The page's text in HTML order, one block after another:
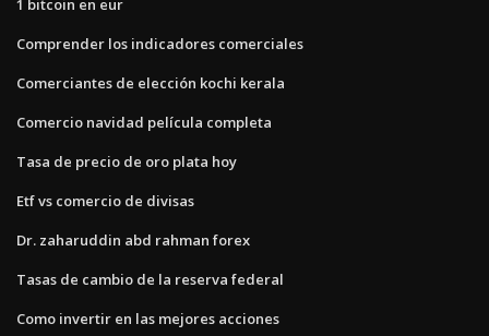
1 bitcoin en eur
Comprender los indicadores comerciales
Comerciantes de elección kochi kerala
Comercio navidad película completa
Tasa de precio de oro plata hoy
Etf vs comercio de divisas
Dr. zaharuddin abd rahman forex
Tasas de cambio de la reserva federal
Como invertir en las mejores acciones